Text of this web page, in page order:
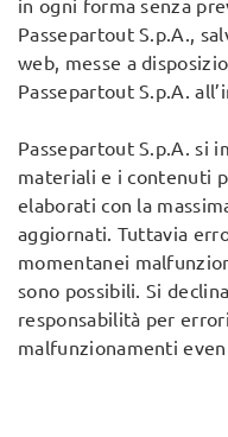
in ogni forma senza
Passepartout S.p.A.,
web, messe a
Passepartout S.p.A.
Passepartout S.p.A. si
materiali e i contenuti
elaborati con la
aggiornati. Tuttavia
momentanei
sono possibili. Si
responsabilità per
malfunzionamenti